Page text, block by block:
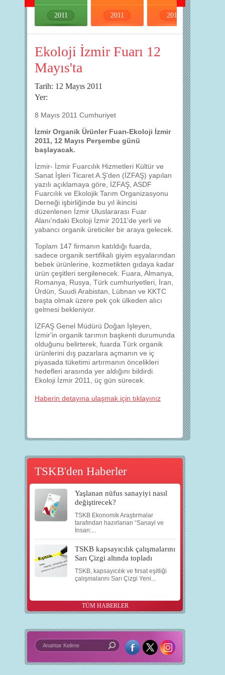
2011 2011 2011
Ekoloji İzmir Fuarı 12
Mayıs'ta
Tarih: 12 Mayıs 2011
Yer:
8 Mayıs 2011 Cumhuriyet
İzmir Organik Ürünler Fuarı-Ekoloji İzmir
2011, 12 Mayıs Perşembe günü
başlayacak.
İzmir- İzmir Fuarcılık Hizmetleri Kültür ve
Sanat İşleri Ticaret A.Ş'den (İZFAŞ) yapılan
yazılı açıklamaya göre, İZFAŞ, ASDF
Fuarcılık ve Ekolojik Tarım Organizasyonu
Derneği işbirliğinde bu yıl ikincisi
düzenlenen İzmir Uluslararası Fuar
Alanı'ndaki Ekoloji İzmir 2011'de yerli ve
yabancı organik üreticiler bir araya gelecek.
Toplam 147 firmanın katıldığı fuarda,
sadece organik sertifikalı giyim eşyalarından
bebek ürünlerine, kozmetikten gıdaya kadar
ürün çeşitleri sergilenecek. Fuara, Almanya,
Romanya, Rusya, Türk cumhuriyetleri, İran,
Ürdün, Suudi Arabistan, Lübnan ve KKTC
başta olmak üzere pek çok ülkeden alıcı
gelmesi bekleniyor.
İZFAŞ Genel Müdürü Doğan İşleyen,
İzmir'in organik tarımın başkenti durumunda
olduğunu belirterek, fuarda Türk organik
ürünlerini dış pazarlara açmanın ve iç
piyasada tüketimi artırmanın öncelikleri
hedefleri arasında yer aldığını bildirdi.
Ekoloji İzmir 2011, üç gün sürecek.
Haberin detayına ulaşmak için tıklayınız
TSKB'den Haberler
Yaşlanan nüfus sanayiyi nasıl
değiştirecek?
TSKB Ekonomik Araştırmalar
tarafından hazırlanan “Sanayi ve
İnsan:...
TSKB kapsayıcılık çalışmalarını
Sarı Çizgi altında topladı
TSKB, kapsayıcılık ve fırsat eşitliği
çalışmalarını Sarı Çizgi Yeni...
TÜM HABERLER